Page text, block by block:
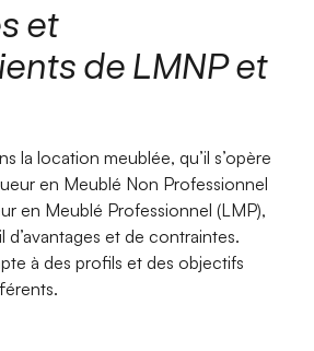
et
de LMNP et
la location meublée, qu’il s’opère
en Meublé Non Professionnel
en Meublé Professionnel (LMP),
et de contraintes.
à des profils et des objectifs